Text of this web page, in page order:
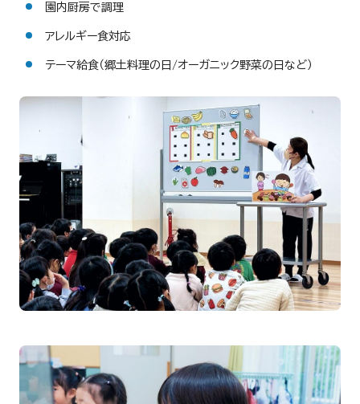
園内厨房で調理
アレルギー食対応
テーマ給食（郷土料理の日/オーガニック野菜の日など）